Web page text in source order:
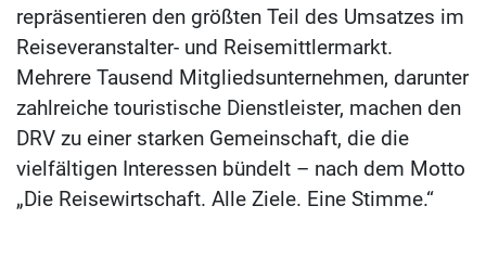
repräsentieren den größten Teil des Umsatzes im
Reiseveranstalter- und Reisemittlermarkt.
Mehrere Tausend Mitgliedsunternehmen, darunter
zahlreiche touristische Dienstleister, machen den
DRV zu einer starken Gemeinschaft, die die
vielfältigen Interessen bündelt – nach dem Motto
„Die Reisewirtschaft. Alle Ziele. Eine Stimme.“